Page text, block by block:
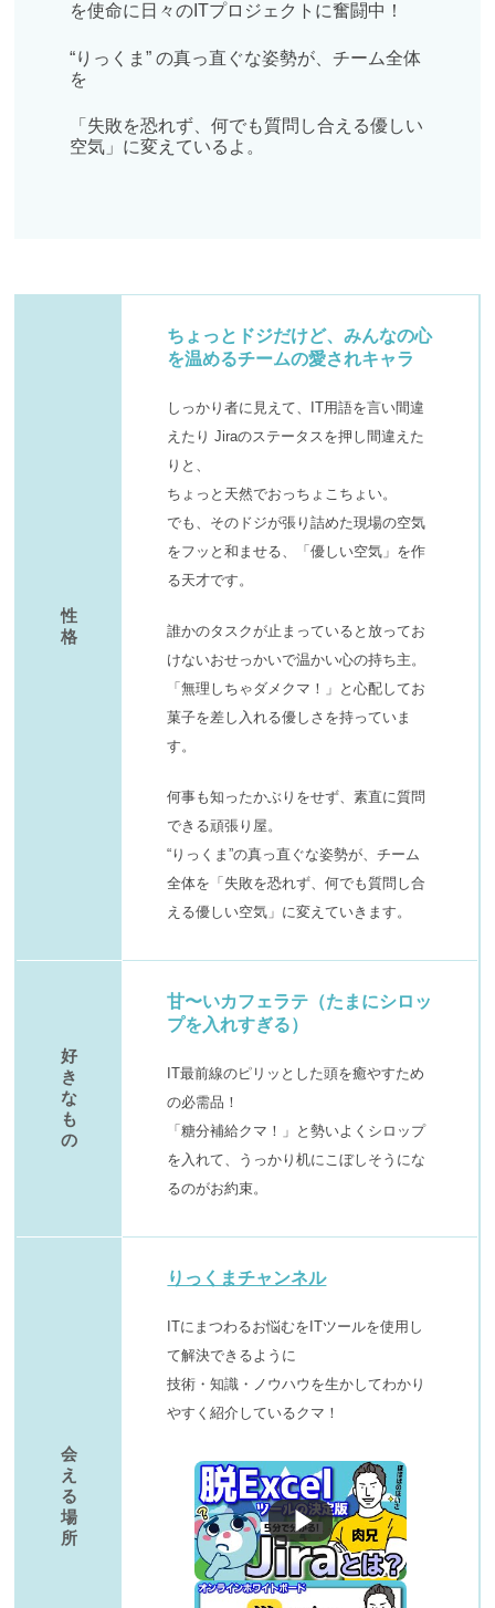
を使命に日々のITプロジェクトに奮闘中！
“りっくま” の真っ直ぐな姿勢が、チーム全体
を
「失敗を恐れず、何でも質問し合える優しい
空気」に変えているよ。
性
格
ちょっとドジだけど、みんなの心
を温めるチームの愛されキャラ
しっかり者に見えて、IT用語を言い間違
えたり Jiraのステータスを押し間違えた
りと、
ちょっと天然でおっちょこちょい。
でも、そのドジが張り詰めた現場の空気
をフッと和ませる、「優しい空気」を作
る天才です。
誰かのタスクが止まっていると放ってお
けないおせっかいで温かい心の持ち主。
「無理しちゃダメクマ！」と心配してお
菓子を差し入れる優しさを持っていま
す。
何事も知ったかぶりをせず、素直に質問
できる頑張り屋。
“りっくま”の真っ直ぐな姿勢が、チーム
全体を「失敗を恐れず、何でも質問し合
える優しい空気」に変えていきます。
好
き
な
も
の
甘〜いカフェラテ（たまにシロッ
プを入れすぎる）
IT最前線のピリッとした頭を癒やすため
の必需品！
「糖分補給クマ！」と勢いよくシロップ
を入れて、うっかり机にこぼしそうにな
るのがお約束。
会
え
る
場
所
りっくまチャンネル
ITにまつわるお悩むをITツールを使用し
て解決できるように
技術・知識・ノウハウを生かしてわかり
やすく紹介しているクマ！